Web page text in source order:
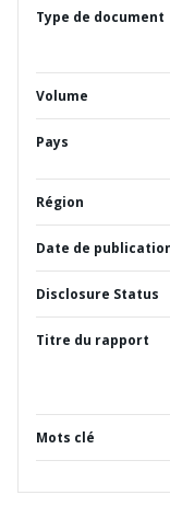
Type de document
Volume
Pays
Région
Date de
Disclosure Status
Titre du rapport
Mots clé